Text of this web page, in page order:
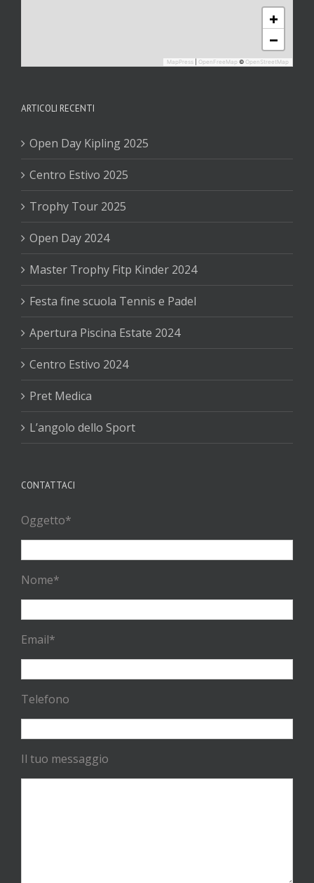
+
−
MapPress OpenFreeMap © OpenStreetMap
ARTICOLI RECENTI
Open Day Kipling 2025
Centro Estivo 2025
Trophy Tour 2025
Open Day 2024
Master Trophy Fitp Kinder 2024
Festa fine scuola Tennis e Padel
Apertura Piscina Estate 2024
Centro Estivo 2024
Pret Medica
L’angolo dello Sport
CONTATTACI
Oggetto*
Nome*
Email*
Telefono
Il tuo messaggio